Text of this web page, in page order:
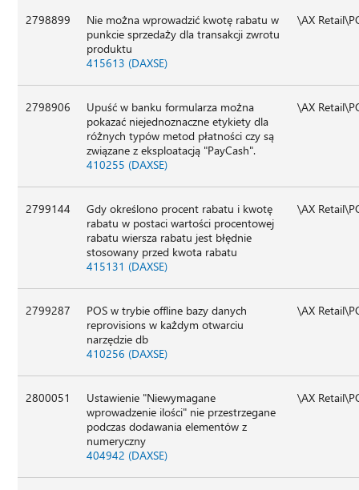
2798899
Nie można wprowadzić kwotę rabatu w
punkcie sprzedaży dla transakcji zwrotu
produktu
415613 (DAXSE)
\AX
2798906
Upuść w banku formularza można
pokazać niejednoznaczne etykiety dla
różnych typów metod płatności czy są
związane z eksploatacją "PayCash".
410255 (DAXSE)
\AX
2799144
Gdy określono procent rabatu i kwotę
rabatu w postaci wartości procentowej
rabatu wiersza rabatu jest błędnie
stosowany przed kwota rabatu
415131 (DAXSE)
\AX
2799287
POS w trybie offline bazy danych
reprovisions w każdym otwarciu
narzędzie db
410256 (DAXSE)
\AX
2800051
Ustawienie "Niewymagane
wprowadzenie ilości" nie przestrzegane
podczas dodawania elementów z
numeryczny
404942 (DAXSE)
\AX